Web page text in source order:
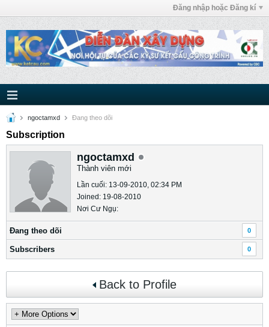
Đăng nhập hoặc Đăng kí
ngoctamxd Ðang theo dõi
Subscription
ngoctamxd
Thành viên mới
Lần cuối: 13-09-2010, 02:34 PM
Joined: 19-08-2010
Nơi Cư Ngụ:
Ðang theo dõi 0
Subscribers 0
Back to Profile